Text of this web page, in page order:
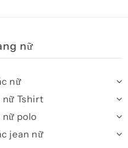
nữ
nữ
Tshirt
polo
jean nữ